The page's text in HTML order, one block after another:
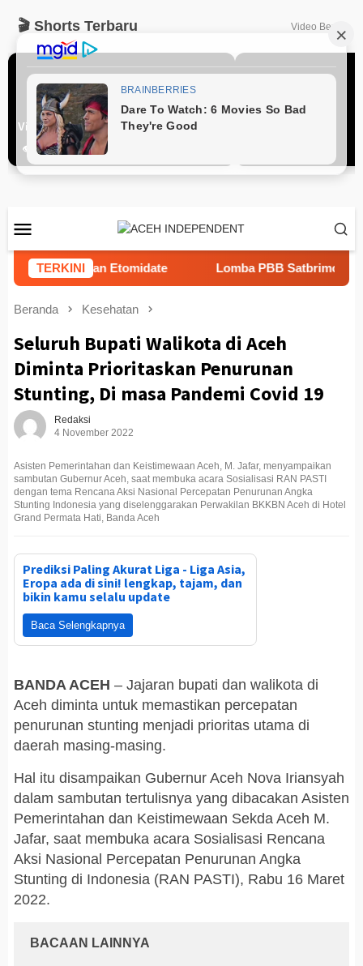
🎬 Shorts Terbaru Video Berita
🔇
Video Shorts
👁️ 0
ke
Mobile
TERKINI
Ekstasi dan Etomidate Lomba PBB Satbrimob Raih
Beranda Kesehatan
Seluruh Bupati Walikota di Aceh
Diminta Prioritaskan Penurunan
Stunting, Di masa Pandemi Covid 19
Redaksi
4 November 2022
Asisten Pemerintahan dan Keistimewaan Aceh, M. Jafar, menyampaikan
sambutan Gubernur Aceh, saat membuka acara Sosialisasi RAN PASTI
dengan tema Rencana Aksi Nasional Percepatan Penurunan Angka
Stunting Indonesia yang diselenggarakan Perwakilan BKKBN Aceh di Hotel
Grand Permata Hati, Banda Aceh
Prediksi Paling Akurat Liga - Liga Asia,
Eropa ada di sini! lengkap, tajam, dan
bikin kamu selalu update
Baca Selengkapnya
BANDA ACEH – Jajaran bupati dan walikota di
Aceh diminta untuk memastikan percepatan
penurunan stunting menjadi prioritas utama di
daerah masing-masing.
Hal itu disampaikan Gubernur Aceh Nova Iriansyah
dalam sambutan tertulisnya yang dibacakan Asisten
Pemerintahan dan Keistimewaan Sekda Aceh M.
Jafar, saat membuka acara Sosialisasi Rencana
Aksi Nasional Percepatan Penurunan Angka
Stunting di Indonesia (RAN PASTI), Rabu 16 Maret
2022.
BACAAN LAINNYA